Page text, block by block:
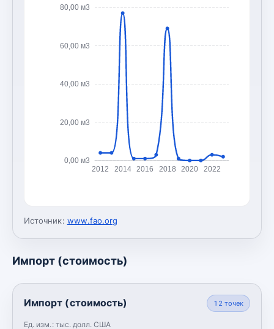
0,00 м3
20,00 м3
40,00 м3
60,00 м3
80,00 м3
2012 2014 2016 2018 2020 2022
Источник: www.fao.org
Импорт (стоимость)
Импорт (стоимость)
Ед. изм.: тыс. долл. США
12 точек